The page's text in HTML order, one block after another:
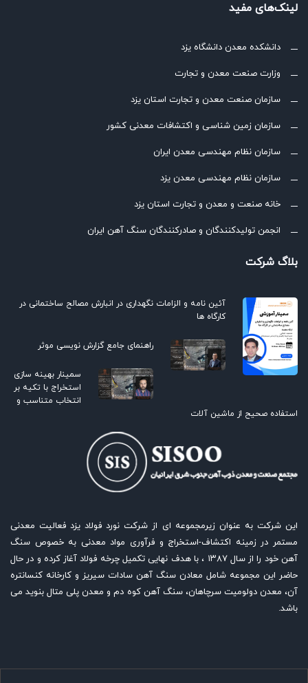
لینک‌های مفید
دانشکده معدن دانشگاه یزد
وزارت صنعت معدن و تجارت
سازمان صنعت معدن و تجارت استان یزد
سازمان زمین شناسی و اکتشافات معدنی کشور
سازمان نظام مهندسی معدن ایران
سازمان نظام مهندسی معدن یزد
خانه صنعت و معدن و تجارت استان یزد
انجمن تولیدکنندگان و صادرکنندگان سنگ آهن ایران
بلاگ شرکت
آئین نامه و الزامات نگهداری در انبارش مصالح ساختمانی در
کارگاه ها
راهنمای جامع گزارش نویسی موثر
سمینار بهینه سازی
استخراج با تکیه بر
انتخاب متناسب و
استفاده صحیح از ماشین آلات
این شرکت به عنوان زیرمجموعه ای از شرکت نورد فولاد یزد فعالیت معدنی
مستمر در زمینه اکتشاف-استخراج و فرآوری مواد معدنی به خصوص سنگ
آهن خود را از سال ۱۳۸۷ ، با هدف نهایی تکمیل چرخه فولاد آغاز کرده و در حال
حاضر این مجموعه شامل معادن سنگ آهن سادات سیریز و کارخانه کنسانتره
آن، معدن دولومیت سرچاهان، سنگ آهن کوه دم و معدن پلی متال بنوید می
باشد.